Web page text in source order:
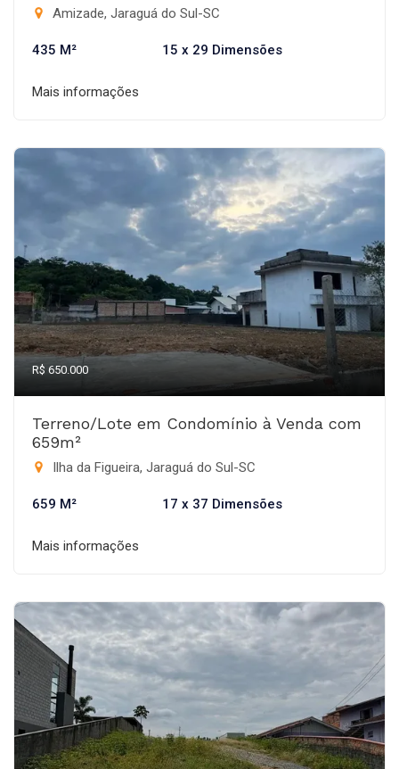
Amizade, Jaraguá do Sul-SC
435 M² 15 x 29 Dimensões
Mais informações
R$ 650.000
Terreno/Lote em Condomínio à Venda com
659m²
Ilha da Figueira, Jaraguá do Sul-SC
659 M² 17 x 37 Dimensões
Mais informações